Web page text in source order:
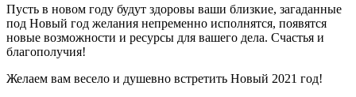
Пусть в новом году будут здоровы ваши близкие, загаданные
под Новый год желания непременно исполнятся, появятся
новые возможности и ресурсы для вашего дела. Счастья и
благополучия!
Желаем вам весело и душевно встретить Новый 2021 год!